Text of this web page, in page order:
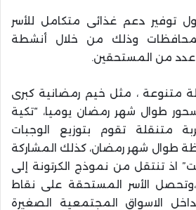
توفير دعم غذائى متكامل للأسر
المحافظات وذلك من خلال أنشطة
عدد من المستحقين.
متنوعة ، مثل خيم رمضانية كبرى
طوال شهر رمضان يوميا، “تكية
متنقلة تقوم بتوزيع الوجبات
طوال شهر رمضان، كذلك المشاركة
اذ تنتقل من نموذج الكرتونة إلى
،وتحصل الأسر المستحقة على نقاط
الاسواق المجتمعية الصغيرة